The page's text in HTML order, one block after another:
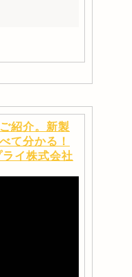
紹介。新製
て分かる！
イ株式会社